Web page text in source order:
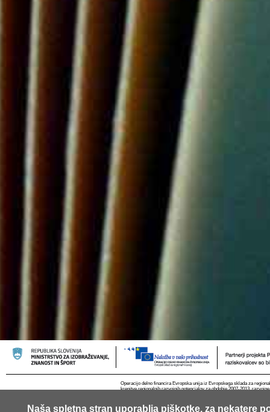
Naša spletna stran uporablja piškotke, za nekatere
Operacijo delno financira Evropska unija iz Evropskega sklada za
krepitve regionalnih razvojnih potencialov za obdobje 2007-2013,